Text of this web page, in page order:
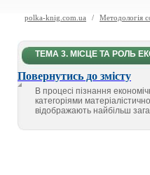
polka-knig.com.ua / Методологія
ТЕМА 3. МІСЦЕ ТА РОЛЬ
Повернутись до змісту
В процесі пізнання
категоріями
відображають найбільш